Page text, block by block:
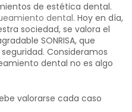
de estética dental.
dental. Hoy en día,
sociedad, se valora el
SONRISA, que
Consideramos
dental no es algo
valorarse cada caso